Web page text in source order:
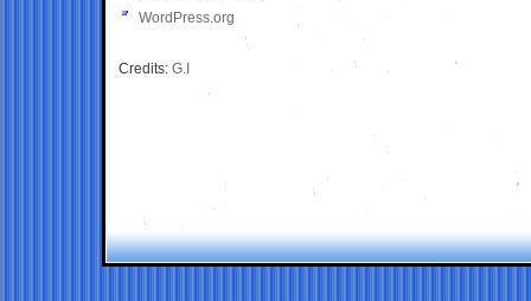
WordPress.org
Credits: G.I